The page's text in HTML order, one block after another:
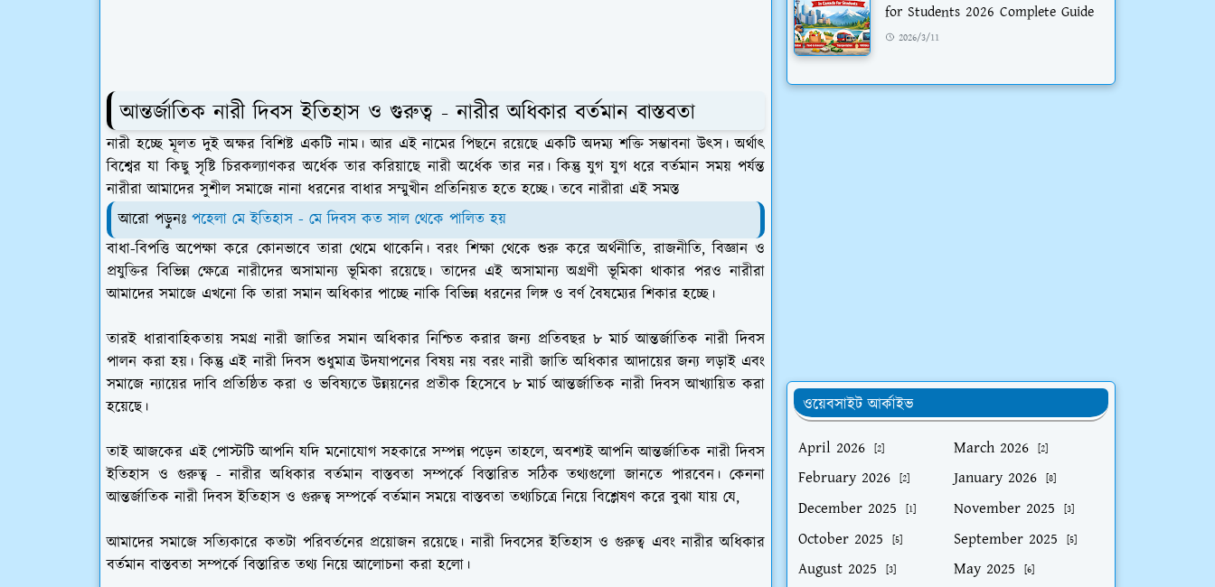
আন্তর্জাতিক নারী দিবস ইতিহাস ও গুরুত্ব - নারীর অধিকার বর্তমান বাস্তবতা
নারী হচ্ছে মূলত দুই অক্ষর বিশিষ্ট একটি নাম। আর এই নামের পিছনে রয়েছে একটি অদম্য শক্তি সম্ভাবনা উৎস। অর্থাৎ
বিশ্বের যা কিছু সৃষ্টি চিরকল্যাণকর অর্ধেক তার করিয়াছে নারী অর্ধেক তার নর। কিন্তু যুগ যুগ ধরে বর্তমান সময় পর্যন্ত
নারীরা আমাদের সুশীল সমাজে নানা ধরনের বাধার সম্মুখীন প্রতিনিয়ত হতে হচ্ছে। তবে নারীরা এই সমস্ত
আরো পড়ুনঃ পহেলা মে ইতিহাস - মে দিবস কত সাল থেকে পালিত হয়
বাধা-বিপত্তি অপেক্ষা করে কোনভাবে তারা থেমে থাকেনি। বরং শিক্ষা থেকে শুরু করে অর্থনীতি, রাজনীতি, বিজ্ঞান ও
প্রযুক্তির বিভিন্ন ক্ষেত্রে নারীদের অসামান্য ভূমিকা রয়েছে। তাদের এই অসামান্য অগ্রণী ভূমিকা থাকার পরও নারীরা
আমাদের সমাজে এখনো কি তারা সমান অধিকার পাচ্ছে নাকি বিভিন্ন ধরনের লিঙ্গ ও বর্ণ বৈষম্যের শিকার হচ্ছে।
তারই ধারাবাহিকতায় সমগ্র নারী জাতির সমান অধিকার নিশ্চিত করার জন্য প্রতিবছর ৮ মার্চ আন্তর্জাতিক নারী দিবস
পালন করা হয়। কিন্তু এই নারী দিবস শুধুমাত্র উদযাপনের বিষয় নয় বরং নারী জাতি অধিকার আদায়ের জন্য লড়াই এবং
সমাজে ন্যায়ের দাবি প্রতিষ্ঠিত করা ও ভবিষ্যতে উন্নয়নের প্রতীক হিসেবে ৮ মার্চ আন্তর্জাতিক নারী দিবস আখ্যায়িত করা
হয়েছে।
তাই আজকের এই পোস্টটি আপনি যদি মনোযোগ সহকারে সম্পন্ন পড়েন তাহলে, অবশ্যই আপনি আন্তর্জাতিক নারী দিবস
ইতিহাস ও গুরুত্ব - নারীর অধিকার বর্তমান বাস্তবতা সম্পর্কে বিস্তারিত সঠিক তথ্যগুলো জানতে পারবেন। কেননা
আন্তর্জাতিক নারী দিবস ইতিহাস ও গুরুত্ব সম্পর্কে বর্তমান সময়ে বাস্তবতা তথ্যচিত্রে নিয়ে বিশ্লেষণ করে বুঝা যায় যে,
আমাদের সমাজে সত্যিকারে কতটা পরিবর্তনের প্রয়োজন রয়েছে। নারী দিবসের ইতিহাস ও গুরুত্ব এবং নারীর অধিকার
বর্তমান বাস্তবতা সম্পর্কে বিস্তারিত তথ্য নিয়ে আলোচনা করা হলো।
for Students 2026 Complete Guide
2026/3/11
ওয়েবসাইট আর্কাইভ
April 2026
[2] March 2026 [2]
February 2026 [2] January 2026 [8]
December 2025 [1] November 2025 [3]
October 2025 [5] September 2025 [5]
August 2025 [3] May 2025 [6]